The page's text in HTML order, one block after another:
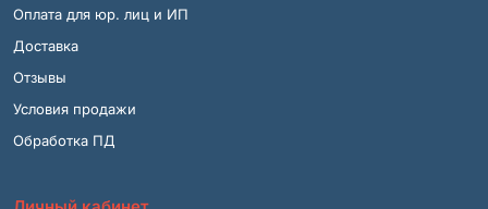
Оплата для юр. лиц и ИП
Доставка
Отзывы
Условия продажи
Обработка ПД